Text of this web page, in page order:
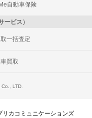
自動車保険
ービス）
一括査定
買取
LTD.
リカコミュニケーションズ